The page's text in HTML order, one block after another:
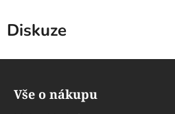
Diskuze
Vše o nákupu